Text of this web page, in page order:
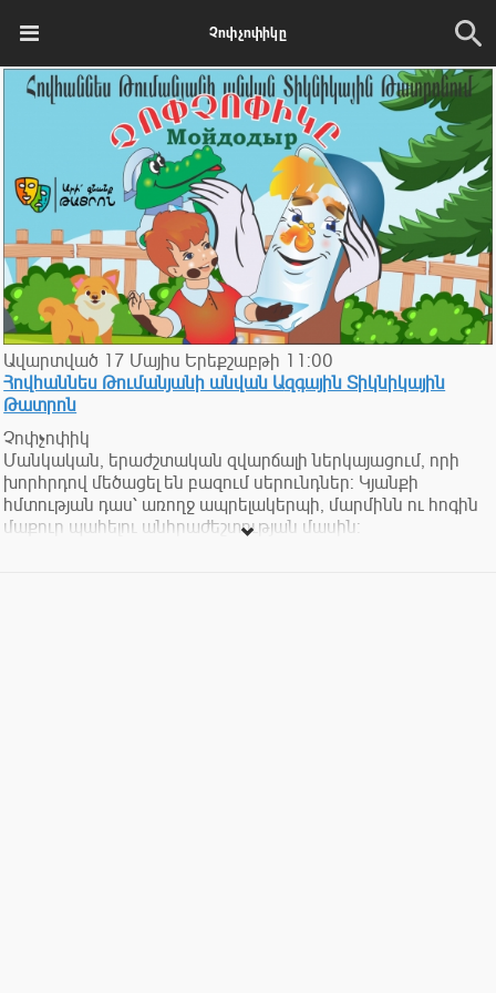
Չոփչոփիկը
Ավարտված 17 Մայիս Երեքշաբթի 11:00
Հովհաննես Թումանյանի անվան Ազգային Տիկնիկային
Թատրոն
Չոփչոփիկ
Մանկական, երաժշտական զվարճալի ներկայացում, որի
խորհրդով մեծացել են բազում սերունդներ: Կյանքի
հմտության դաս՝ առողջ ապրելակերպի, մարմինն ու հոգին
մաքուր պահելու անհրաժեշտության մասին: